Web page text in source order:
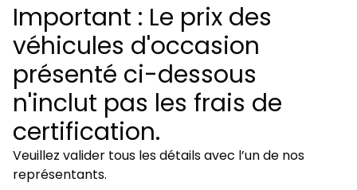
Important : Le prix des
véhicules d'occasion
présenté ci-dessous
n'inclut pas les frais de
certification.
Veuillez valider tous les détails avec l’un de nos
représentants.